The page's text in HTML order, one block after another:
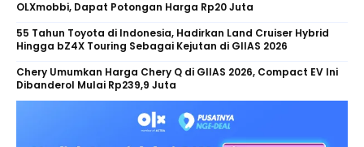
OLXmobbi, Dapat Potongan Harga Rp20 Juta
55 Tahun Toyota di Indonesia, Hadirkan Land Cruiser Hybrid
Hingga bZ4X Touring Sebagai Kejutan di GIIAS 2026
Chery Umumkan Harga Chery Q di GIIAS 2026, Compact EV Ini
Dibanderol Mulai Rp239,9 Juta